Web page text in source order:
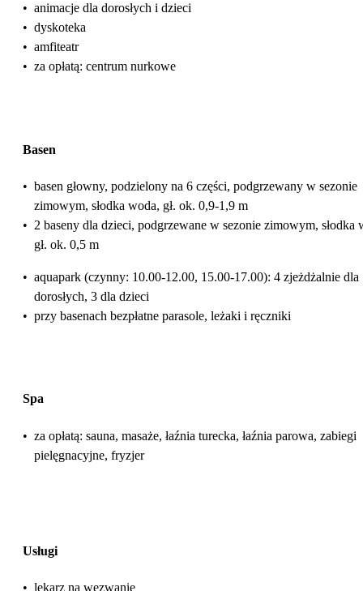
• animacje dla dorosłych i dzieci
• dyskoteka
• amfiteatr
• za opłatą: centrum nurkowe
Basen
• basen głowny, podzielony na 6 części, podgrzewany w sezonie
zimowym, słodka woda, gł. ok. 0,9-1,9 m
• 2 baseny dla dzieci, podgrzewane w sezonie zimowym, słodka
gł. ok. 0,5 m
• aquapark (czynny: 10.00-12.00, 15.00-17.00): 4 zjeżdżalnie dla
dorosłych, 3 dla dzieci
• przy basenach bezpłatne parasole, leżaki i ręczniki
Spa
• za opłatą: sauna, masaże, łaźnia turecka, łaźnia parowa, zabiegi
pielęgnacyjne, fryzjer
Usługi
• lekarz na wezwanie